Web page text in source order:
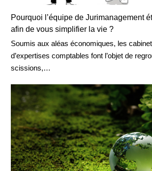
Pourquoi l’équipe de Jurimanagement
afin de vous simplifier la vie ?
Soumis aux aléas économiques, les
d’expertises comptables font l’objet de
scissions,…